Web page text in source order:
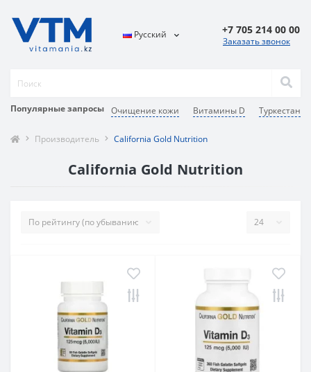
Популярные запросы Очищение кожи Витамины D Туркестан
Русский +7 705 214 00 00
Заказать звонок
Производитель California Gold Nutrition
California Gold Nutrition